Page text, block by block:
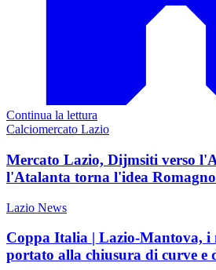
Continua la lettura
Calciomercato Lazio
Mercato Lazio, Dijmsiti verso
l'Atalanta torna l'idea
Lazio News
Coppa Italia | Lazio-Mantova, i
portato alla chiusura di curve e